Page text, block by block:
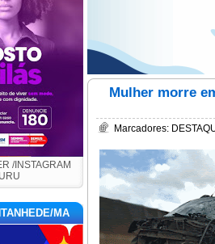
/INSTAGRAM
MA
Mulher morre
Marcadores: